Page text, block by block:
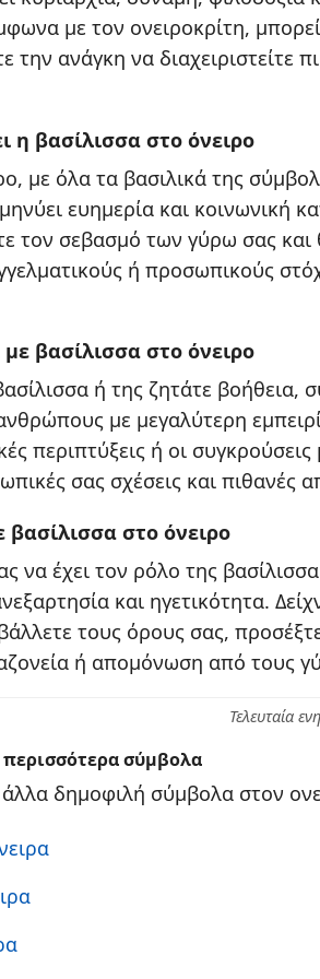
με τον ονειροκρίτη,
ανάγκη να διαχειριστείτε
η βασίλισσα στο όνειρο
με όλα τα βασιλικά της
ευημερία και κοινωνική
τον σεβασμό των γύρω σας
ή προσωπικούς
βασίλισσα στο όνειρο
ή της ζητάτε βοήθεια,
με μεγαλύτερη
περιπτύξεις ή οι συγκρούσεις
σας σχέσεις και πιθανές
βασίλισσα στο όνειρο
να έχει τον ρόλο της
και ηγετικότητα.
τους όρους σας,
ή απομόνωση από τους
Τελευταία
περισσότερα σύμβολα
δημοφιλή σύμβολα στον